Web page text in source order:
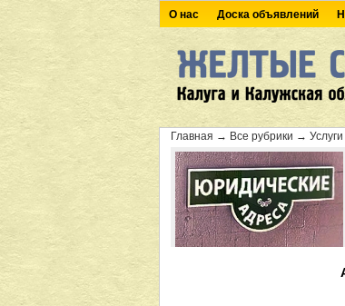
О нас Доска объявлений
Главная → Все рубрики → Услуги